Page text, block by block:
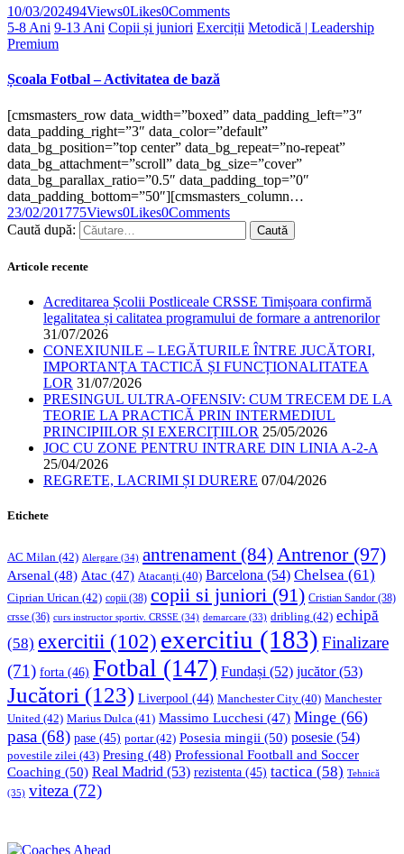
10/03/202494Views0Likes0Comments
5-8 Ani 9-13 Ani Copii și juniori Exerciții Metodică | Leadership
Premium
Școala Fotbal – Activitatea de bază
[cmsmasters_row data_width=”boxed” data_padding_left=”3″
data_padding_right=”3″ data_color=”default”
data_bg_position=”top center” data_bg_repeat=”no-repeat”
data_bg_attachment=”scroll” data_bg_size=”cover”
data_bg_parallax_ratio=”0.5″ data_padding_top=”0″
data_padding_bottom=”50″][cmsmasters_column…
23/02/201775Views0Likes0Comments
Caută după:
Articole recente
Acreditarea Școlii Postliceale CRSSE Timișoara confirmă
legalitatea și calitatea programului de formare a antrenorilor
31/07/2026
CONEXIUNILE – LEGĂTURILE ÎNTRE JUCĂTORI,
IMPORTANȚA TACTICĂ ȘI FUNCȚIONALITATEA
LOR 31/07/2026
PRESINGUL ULTRA-OFENSIV: CUM TRECEM DE LA
TEORIE LA PRACTICĂ PRIN INTERMEDIUL
PRINCIPIILOR ȘI EXERCIȚIILOR 25/05/2026
JOC CU ZONE PENTRU INTRARE DIN LINIA A-2-A
25/04/2026
REGRETE, LACRIMI ȘI DURERE 07/04/2026
Etichete
AC Milan (42) Alergare (34) antrenament (84) Antrenor(97)
Arsenal (48) Atac (47) Atacanți (40) Barcelona (54) Chelsea (61)
Ciprian Urican (42) copii (38) copii si juniori (91) Cristian Sandor (38)
crsse (36) curs instructor sportiv. CRSSE (34) demarcare (33) dribling (42) echipă
(58) exercitii (102) exercitiu (183) Finalizare
(71) forta (46) Fotbal (147) Fundași (52) jucător(53)
Jucători (123) Liverpool (44) Manchester City (40) Manchester
United (42) Marius Dulca (41) Massimo Lucchesi (47) Minge (66)
pasa (68) pase (45) portar(42) Posesia mingii (50) posesie (54)
povestile zilei (43) Presing (48) Professional Football and Soccer
Coaching (50) Real Madrid (53) rezistenta (45) tactica (58) Tehnică
(35) viteza (72)